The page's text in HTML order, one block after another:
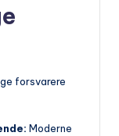
forsvarere
Moderne